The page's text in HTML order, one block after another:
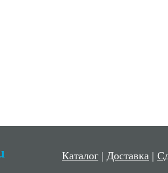
Каталог | Доставка |